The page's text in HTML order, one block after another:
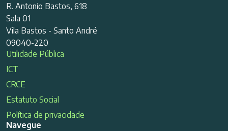
R. Antonio Bastos, 618
Sala 01
Vila Bastos - Santo André
09040-220
Utilidade Pública
ICT
CRCE
Estatuto Social
Política de privacidade
Navegue